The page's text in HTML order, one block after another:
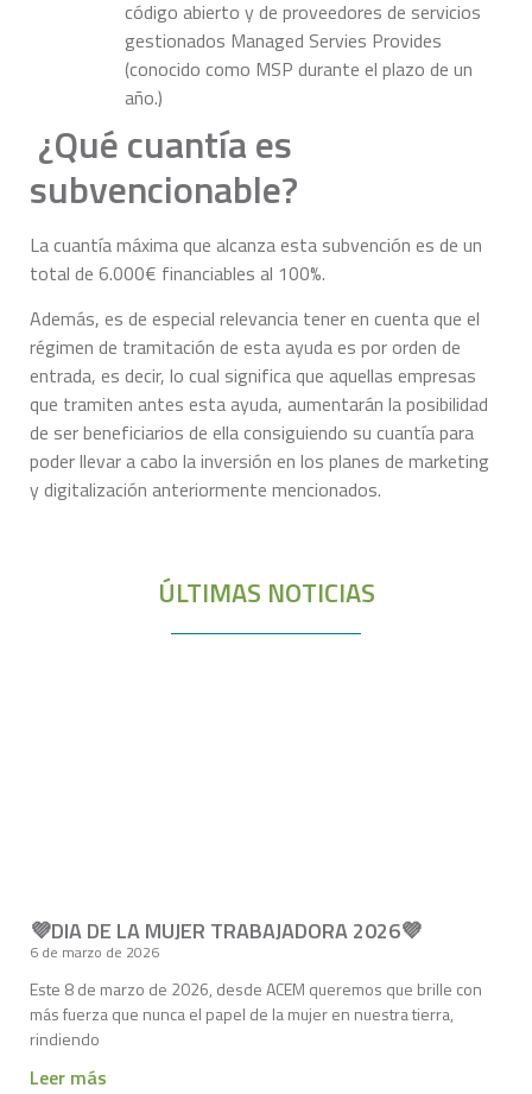
código abierto y de proveedores de servicios
gestionados Managed Servies Provides
(conocido como MSP durante el plazo de un
año.)
¿Qué cuantía es
subvencionable?
La cuantía máxima que alcanza esta subvención es de un
total de 6.000€ financiables al 100%.
Además, es de especial relevancia tener en cuenta que el
régimen de tramitación de esta ayuda es por orden de
entrada, es decir, lo cual significa que aquellas empresas
que tramiten antes esta ayuda, aumentarán la posibilidad
de ser beneficiarios de ella consiguiendo su cuantía para
poder llevar a cabo la inversión en los planes de marketing
y digitalización anteriormente mencionados.
ÚLTIMAS NOTICIAS
💜DIA DE LA MUJER TRABAJADORA 2026💜
6 de marzo de 2026
Este 8 de marzo de 2026, desde ACEM queremos que brille con
más fuerza que nunca el papel de la mujer en nuestra tierra,
rindiendo
Leer más